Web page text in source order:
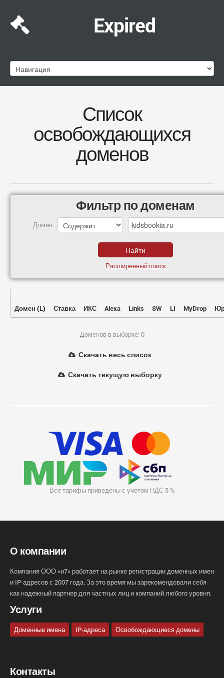
Expired
Список
освобождающихся
доменов
Фильтр по доменам
Домен
Расширенный поиск
Домен (L) Ставка ИКС Alexa Links SW LI MyDrop
Доменов в выборке: 0
Скачать весь список
Скачать текущую выборку
Все тарифы приведены с учетом НДС 5 %
О компании
Компания ООО «и7» работает на рынке регистрации доменных имен
и IP-адресов с 2007 года. За это время мы зарекомендовали себя
как надежный партнер для частных лиц и компаний любого уровня.
Услуги
Доменные имена IP-адреса Освобождающиеся домены
Контакты